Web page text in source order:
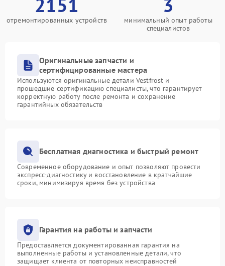
отремонтированных устройств
минимальный опыт работы
специалистов
Оригинальные запчасти и
сертифицированные мастера
Используются оригинальные детали Vestfrost и
прошедшие сертификацию специалисты, что гарантирует
корректную работу после ремонта и сохранение
гарантийных обязательств
Бесплатная диагностика и быстрый ремонт
Современное оборудование и опыт позволяют провести
экспресс-диагностику и восстановление в кратчайшие
сроки, минимизируя время без устройства
Гарантия на работы и запчасти
Предоставляется документированная гарантия на
выполненные работы и установленные детали, что
защищает клиента от повторных неисправностей